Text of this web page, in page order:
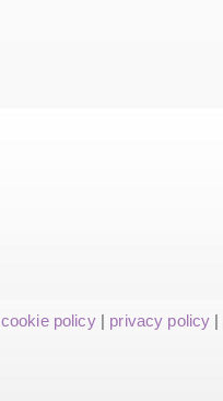
cookie policy| privacy policy |